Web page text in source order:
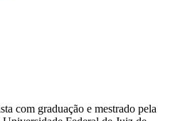
com graduação e mestrado pela